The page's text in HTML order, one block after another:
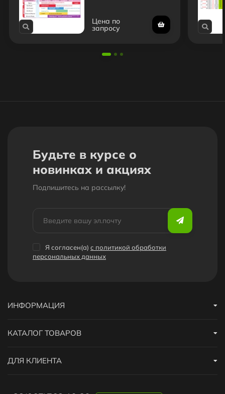
Цена по
запросу
Будьте в курсе о
новинках и акциях
Подпишитесь на рассылкy!
Я согласен(a) с политикой обработки
персональных данных
ИНФОРМАЦИЯ
КАТАЛОГ ТОВАРОВ
ДЛЯ КЛИЕНТА